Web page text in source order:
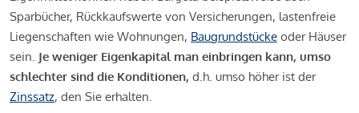
Sparbücher, Rückkaufswerte von Versicherungen, lastenfreie
Liegenschaften wie Wohnungen, Baugrundstücke oder Häuser
sein. Je weniger Eigenkapital man einbringen kann, umso
schlechter sind die Konditionen, d.h. umso höher ist der
Zinssatz, den Sie erhalten.